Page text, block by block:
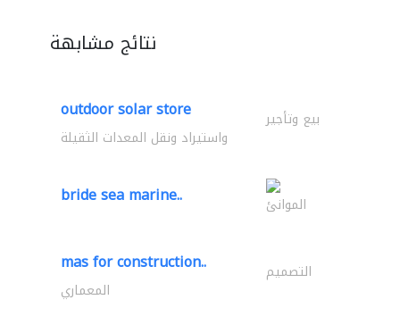
نتائج مشابهة
outdoor solar store بيع وتأجير
واستيراد ونقل المعدات الثقيلة
bride sea marine.. الموانئ
mas for construction.. التصميم
المعماري